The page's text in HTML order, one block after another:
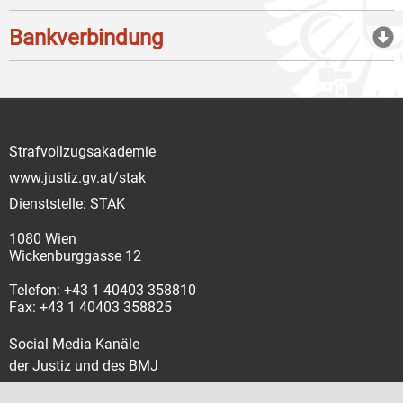
Bankverbindung
Strafvollzugsakademie
www.justiz.gv.at/stak
Dienststelle: STAK
1080 Wien
Wickenburggasse 12
Telefon: +43 1 40403 358810
Fax: +43 1 40403 358825
Social Media Kanäle
der Justiz und des BMJ